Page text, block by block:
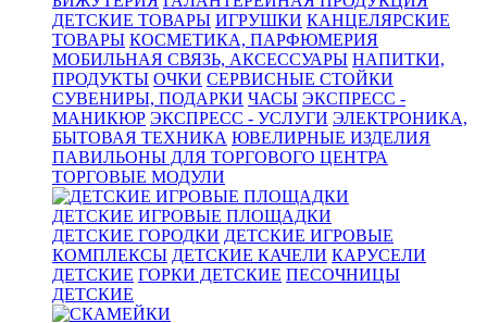
ДЕТСКИЕ ТОВАРЫ ИГРУШКИ КАНЦЕЛЯРСКИЕ
ТОВАРЫ КОСМЕТИКА, ПАРФЮМЕРИЯ
МОБИЛЬНАЯ СВЯЗЬ, АКСЕССУАРЫ НАПИТКИ,
ПРОДУКТЫ ОЧКИ СЕРВИСНЫЕ СТОЙКИ
СУВЕНИРЫ, ПОДАРКИ ЧАСЫ ЭКСПРЕСС -
МАНИКЮР ЭКСПРЕСС - УСЛУГИ ЭЛЕКТРОНИКА,
БЫТОВАЯ ТЕХНИКА ЮВЕЛИРНЫЕ ИЗДЕЛИЯ
ПАВИЛЬОНЫ ДЛЯ ТОРГОВОГО ЦЕНТРА
ТОРГОВЫЕ МОДУЛИ
ДЕТСКИЕ ИГРОВЫЕ ПЛОЩАДКИ
ДЕТСКИЕ ГОРОДКИ ДЕТСКИЕ ИГРОВЫЕ
КОМПЛЕКСЫ ДЕТСКИЕ КАЧЕЛИ КАРУСЕЛИ
ДЕТСКИЕ ГОРКИ ДЕТСКИЕ ПЕСОЧНИЦЫ
ДЕТСКИЕ